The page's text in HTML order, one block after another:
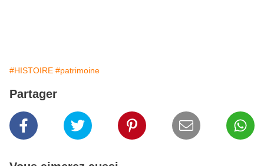
#HISTOIRE #patrimoine
Partager